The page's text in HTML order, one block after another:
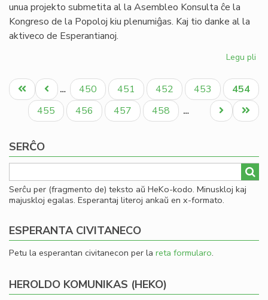
unua projekto submetita al la Asembleo Konsulta ĉe la
Kongreso de la Popoloj kiu plenumiĝas. Kaj tio danke al la
aktiveco de Esperantianoj.
Legu pli
de
la
Pagination
Unua
paĝo
Antaŭa
paĝo
… Paĝo
450 Paĝo
451 Paĝo
452 Paĝo
453
Aktuala
paĝo
454
Paĝo
455 Paĝo
456 Paĝo
457 Paĝo
458 …
Last
page
Next
page
SERĈO
Serĉu per (fragmento de) teksto aŭ HeKo-kodo. Minuskloj kaj
majuskloj egalas. Esperantaj literoj ankaŭ en x-formato.
ESPERANTA CIVITANECO
Petu la esperantan civitanecon per la reta formularo.
HEROLDO KOMUNIKAS (HEKO)